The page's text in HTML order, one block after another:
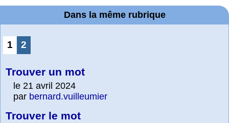
Dans la même rubrique
1 2
Trouver un mot
le 21 avril 2024
par bernard.vuilleumier
Trouver le mot